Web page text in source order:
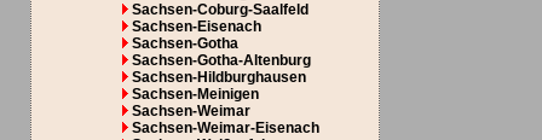
Sachsen-Coburg-Saalfeld
Sachsen-Eisenach
Sachsen-Gotha
Sachsen-Gotha-Altenburg
Sachsen-Hildburghausen
Sachsen-Meinigen
Sachsen-Weimar
Sachsen-Weimar-Eisenach